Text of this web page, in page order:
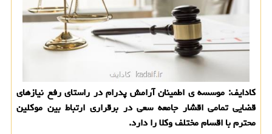
كادایف: موسسه ی اطمینان آرامش پدرام در راستای رفع نیازهای
قضایی تمامی اقشار جامعه سعی در برقراری ارتباط بین موكلین
محترم با اقسام مختلف وكلا را دارد.